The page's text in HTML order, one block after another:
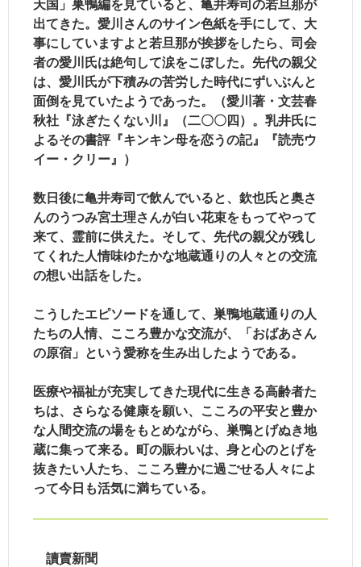
天国」巣鴨編を見ていると、亀井寿司の若旦那が
出てきた。愛川さんのサイン色紙を手にして、大
事にしていますよと若旦那が挨拶をしたら、司会
者の愛川氏は絶句して涙をこぼした。先代の親父
は、愛川氏が下積みの苦労した時代にずいぶんと
面倒を見ていたようであった。（愛川著・文芸春
秋社『泳ぎたくない川』（二〇〇四）。乳井氏に
よるその書評『キンキン母を恋うの記』『読売ウ
イー・クリー』）
数日後に亀井寿司で飲んでいると、欽也氏と奥さ
んのうつみ宮土理さんが白い花束をもってやって
来て、霊前に供えた。そして、先代の親父が残し
てくれた人情味ゆたかな地蔵通りの人々との交流
の想い出話をした。
こうしたエピソードを通して、巣鴨地蔵通りの人
たちの人情、こころ豊かな交流が、「おばあさん
の原宿」という愛称を生み出したようである。
医療や福祉が充実してきた現代に生きる高齢者た
ちは、さらなる健康を願い、こころの平安と豊か
な人間交流の場をもとめながら、巣鴨とげぬき地
蔵に集って来る。町の賑わいは、身と心のとげを
抜きたい人たち、こころ豊かに過ごせる人々によ
って今日も活気に満ちている。
讀賣新聞